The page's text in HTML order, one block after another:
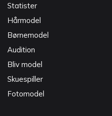
Statister
Hårmodel
Børnemodel
Audition
Bliv model
Skuespiller
Fotomodel